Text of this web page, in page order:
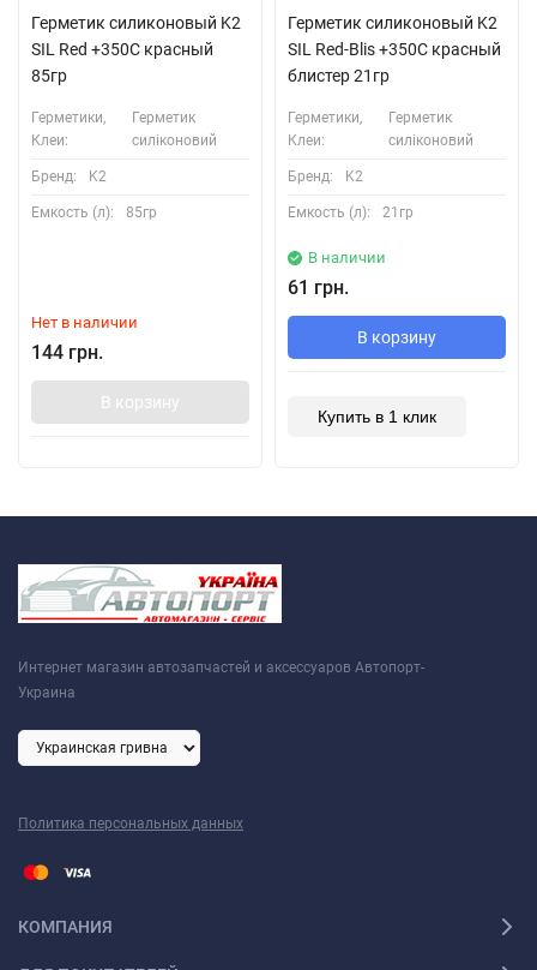
Герметик силиконовый K2
SIL Red +350С красный
85гр
Герметики,
Клеи:
Герметик
силіконовий
Бренд: K2
Емкость (л): 85гр
Нет в наличии
144 грн.
В корзину
Герметик силиконовый K2
SIL Red-Blis +350С красный
блистер 21гр
Герметики,
Клеи:
Герметик
силіконовий
Бренд: K2
Емкость (л): 21гр
В наличии
61 грн.
В корзину
Купить в 1 клик
Интернет магазин автозапчастей и аксессуаров Автопорт-
Украина
Политика персональных данных
КОМПАНИЯ